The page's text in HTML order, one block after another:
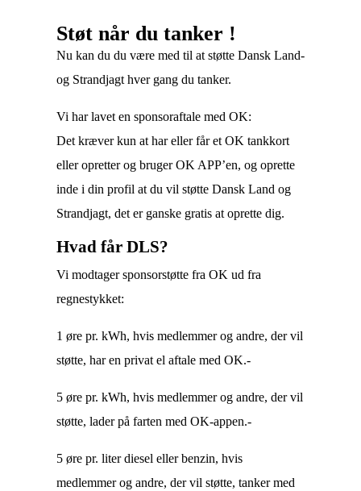
Støt når du tanker !
Nu kan du du være med til at støtte Dansk Land-
og Strandjagt hver gang du tanker.
Vi har lavet en sponsoraftale med OK:
Det kræver kun at har eller får et OK tankkort
eller opretter og bruger OK APP’en, og oprette
inde i din profil at du vil støtte Dansk Land og
Strandjagt, det er ganske gratis at oprette dig.
Hvad får DLS?
Vi modtager sponsorstøtte fra OK ud fra
regnestykket:
1 øre pr. kWh, hvis medlemmer og andre, der vil
støtte, har en privat el aftale med OK.-
5 øre pr. kWh, hvis medlemmer og andre, der vil
støtte, lader på farten med OK-appen.-
5 øre pr. liter diesel eller benzin, hvis
medlemmer og andre, der vil støtte, tanker med